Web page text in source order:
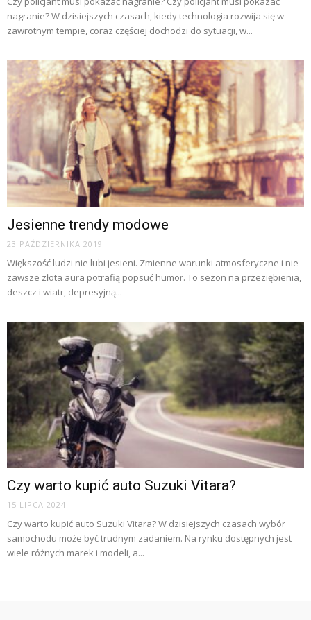
nagranie? W dzisiejszych czasach, kiedy technologia rozwija się w
zawrotnym tempie, coraz częściej dochodzi do sytuacji, w...
Jesienne trendy modowe
23 PAŹDZIERNIKA 2019
Większość ludzi nie lubi jesieni. Zmienne warunki atmosferyczne i nie
zawsze złota aura potrafią popsuć humor. To sezon na przeziębienia,
deszcz i wiatr, depresyjną...
Czy warto kupić auto Suzuki Vitara?
15 LIPCA 2024
Czy warto kupić auto Suzuki Vitara? W dzisiejszych czasach wybór
samochodu może być trudnym zadaniem. Na rynku dostępnych jest
wiele różnych marek i modeli, a...